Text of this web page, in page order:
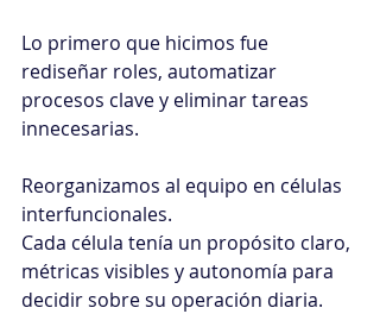
Lo primero que hicimos fue
rediseñar roles, automatizar
procesos clave y eliminar tareas
innecesarias.
Reorganizamos al equipo en células
interfuncionales.
Cada célula tenía un propósito claro,
métricas visibles y autonomía para
decidir sobre su operación diaria.